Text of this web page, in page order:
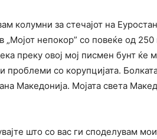
колумни за стечајот на
„Мојот непокор” со повеќе од
преку овој мој писмен бунт ќе
со корупцијата.
Македонија. Мојата света
што со вас ги споделувам